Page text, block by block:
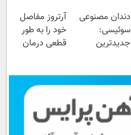
دندان مصنوعی
سوئیسی:
جدیدترین
پرداخت قسطی
آرتروز مفاصل
خود را به طور
قطعی درمان